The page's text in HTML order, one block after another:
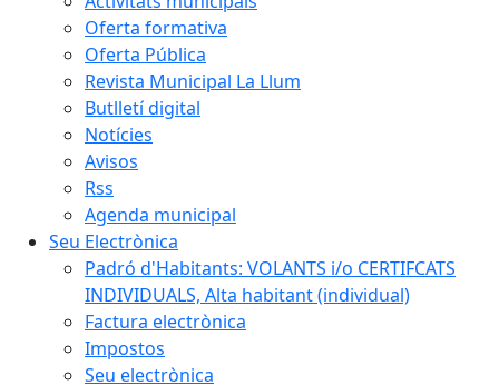
Oferta formativa
Oferta Pública
Revista Municipal La Llum
Butlletí digital
Notícies
Avisos
Rss
Agenda municipal
Seu Electrònica
Padró d'Habitants: VOLANTS i/o CERTIFCATS
INDIVIDUALS, Alta habitant (individual)
Factura electrònica
Impostos
Seu electrònica